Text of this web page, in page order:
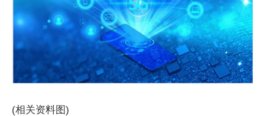
(相关资料图)